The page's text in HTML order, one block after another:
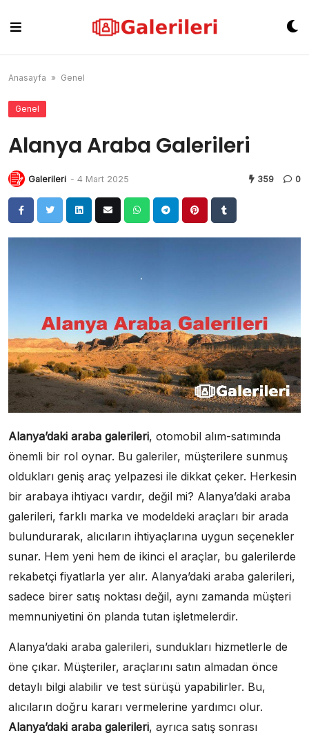
content
Anasayfa » Genel
Genel
Alanya Araba Galerileri
Galerileri - 4 Mart 2025 359 0
Alanya’daki araba galerileri, otomobil alım-satımında
önemli bir rol oynar. Bu galeriler, müşterilere sunmuş
oldukları geniş araç yelpazesi ile dikkat çeker. Herkesin
bir arabaya ihtiyacı vardır, değil mi? Alanya’daki araba
galerileri, farklı marka ve modeldeki araçları bir arada
bulundurarak, alıcıların ihtiyaçlarına uygun seçenekler
sunar. Hem yeni hem de ikinci el araçlar, bu galerilerde
rekabetçi fiyatlarla yer alır. Alanya’daki araba galerileri,
sadece birer satış noktası değil, aynı zamanda müşteri
memnuniyetini ön planda tutan işletmelerdir.
Alanya’daki araba galerileri, sundukları hizmetlerle de
öne çıkar. Müşteriler, araçlarını satın almadan önce
detaylı bilgi alabilir ve test sürüşü yapabilirler. Bu,
alıcıların doğru kararı vermelerine yardımcı olur.
Alanya’daki araba galerileri, ayrıca satış sonrası